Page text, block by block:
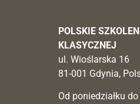
POLSKIE
KLASYCZNEJ
ul. Wioślarska 16
81-001 Gdynia,
Od poniedziałku